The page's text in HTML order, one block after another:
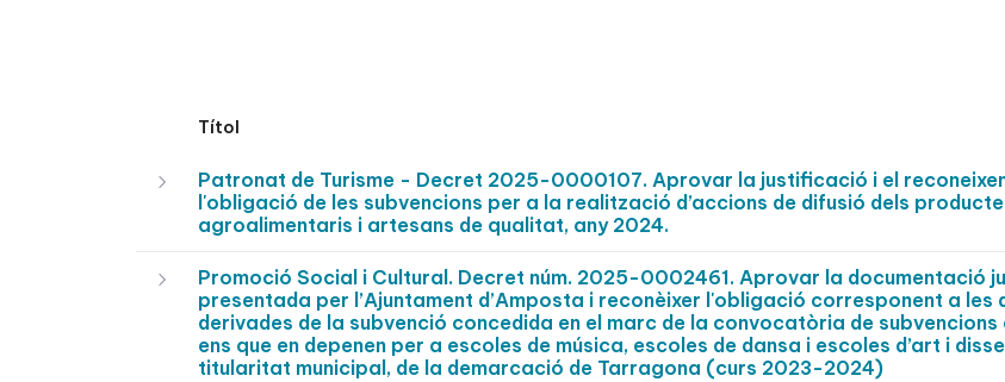
Títol
Patronat de Turisme - Decret 2025-0000107. Aprovar la justificació i el
l'obligació de les subvencions per a la realització d’accions de difusió dels
agroalimentaris i artesans de qualitat, any 2024.
Promoció Social i Cultural. Decret núm. 2025-0002461. Aprovar la documentació
presentada per l’Ajuntament d’Amposta i reconèixer l'obligació corresponent a les
derivades de la subvenció concedida en el marc de la convocatòria de subvencions
ens que en depenen per a escoles de música, escoles de dansa i escoles d’art i
titularitat municipal, de la demarcació de Tarragona (curs 2023-2024)